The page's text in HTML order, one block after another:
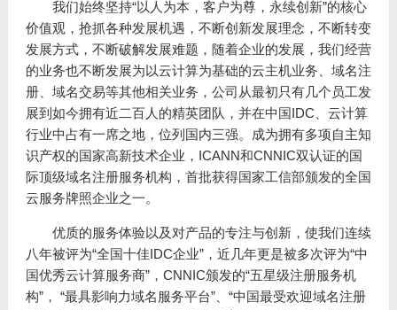
我们始终坚持“以人为本，客户为尊，永续创新”的核心
价值观，抢抓各种发展机遇，不断创新发展理念，不断转变
发展方式，不断破解发展难题，随着企业的发展，我们经营
的业务也不断发展为以云计算为基础的云主机业务、域名注
册、域名交易等其他相关业务，公司从最初只有几个员工发
展到如今拥有近二百人的精英团队，并在中国IDC、云计算
行业中占有一席之地，位列国内三强。成为拥有多项自主知
识产权的国家高新技术企业，ICANN和CNNIC双认证的国
际顶级域名注册服务机构，首批获得国家工信部颁发的全国
云服务牌照企业之一。
优质的服务体验以及对产品的专注与创新，使我们连续
八年被评为“全国十佳IDC企业”，近几年更是被多次评为“中
国优秀云计算服务商”，CNNIC颁发的“五星级注册服务机
构”， “最具影响力域名服务平台”、“中国最受欢迎域名注册